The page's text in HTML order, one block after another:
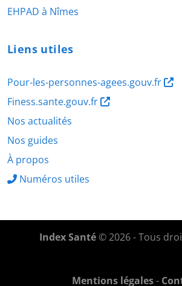
EHPAD à Nîmes
Liens utiles
Pour-les-personnes-agees.gouv.fr
Finess.sante.gouv.fr
Nos actualités
Nos guides
À propos
Numéros utiles
Index Santé© 2026 - Tous
Mentions légales-